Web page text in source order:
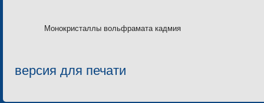
Монокристаллы вольфрамата кадмия
версия для печати